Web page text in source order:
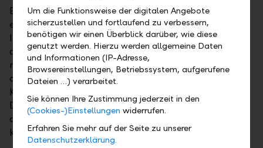
Ein solcher systematischer Einstieg sollte nach
einem definierten Mechanismus erfolgen. Die
Investitionssumme wird stufenweise investiert, das
angestrebte Portfoliovolumen sorgfältig, in
regelmässigen und überschaubaren Schritten
aufgebaut. Das ermöglicht zudem, bei niedrigeren
Kursen mehr Wertpapiere zu kaufen als bei höheren.
Dies hat den erfreulichen Effekt, dass die Papiere zu
attraktiven Durchschnittspreisen gekauft werden
können ("Durchschnittspreis-Effekt").
Um die Funktionsweise der digitalen Angebote
sicherzustellen und fortlaufend zu verbessern,
benötigen wir einen Überblick darüber, wie diese
genutzt werden. Hierzu werden allgemeine Daten
und Informationen (IP-Adresse,
Browsereinstellungen, Betriebssystem, aufgerufene
Dateien …) verarbeitet.
Sie können Ihre Zustimmung jederzeit in den
(Cookies-)Einstellungen widerrufen.
Erfahren Sie mehr auf der Seite zu unserer
Datenschutzerklärung.